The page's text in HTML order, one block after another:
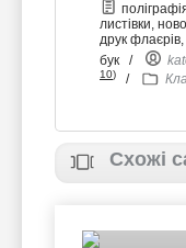
листівки,
друк флаєрів,
бук /
10) /
Схожі